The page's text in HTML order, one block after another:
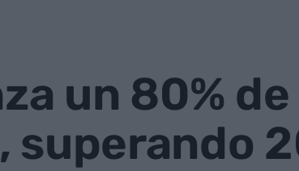
un 80% de
superando